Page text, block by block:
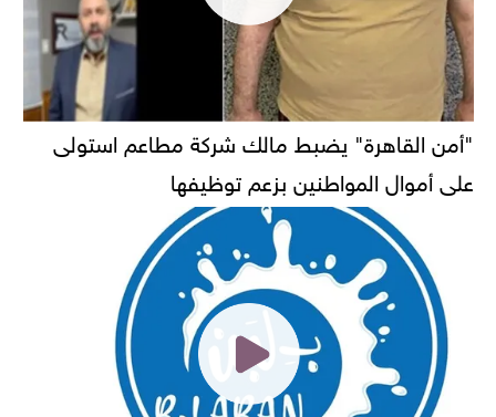
"أمن القاهرة" يضبط مالك شركة مطاعم استولى
على أموال المواطنين بزعم توظيفها